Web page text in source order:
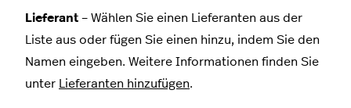
Lieferant – Wählen Sie einen Lieferanten aus der
Liste aus oder fügen Sie einen hinzu, indem Sie den
Namen eingeben. Weitere Informationen finden Sie
unter
Lieferanten hinzufügen.